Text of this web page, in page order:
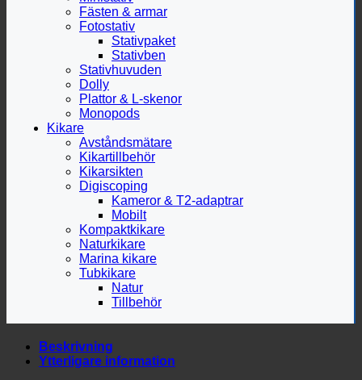
Fästen & armar
Fotostativ
Stativpaket
Stativben
Stativhuvuden
Dolly
Plattor & L-skenor
Monopods
Kikare
Avståndsmätare
Kikartillbehör
Kikarsikten
Digiscoping
Kameror & T2-adaptrar
Mobilt
Kompaktkikare
Naturkikare
Marina kikare
Tubkikare
Natur
Tillbehör
Beskrivning
Ytterligare information